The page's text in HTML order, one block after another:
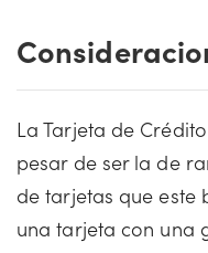
La Tarjeta de
pesar de ser la de
de tarjetas que este
una tarjeta con una